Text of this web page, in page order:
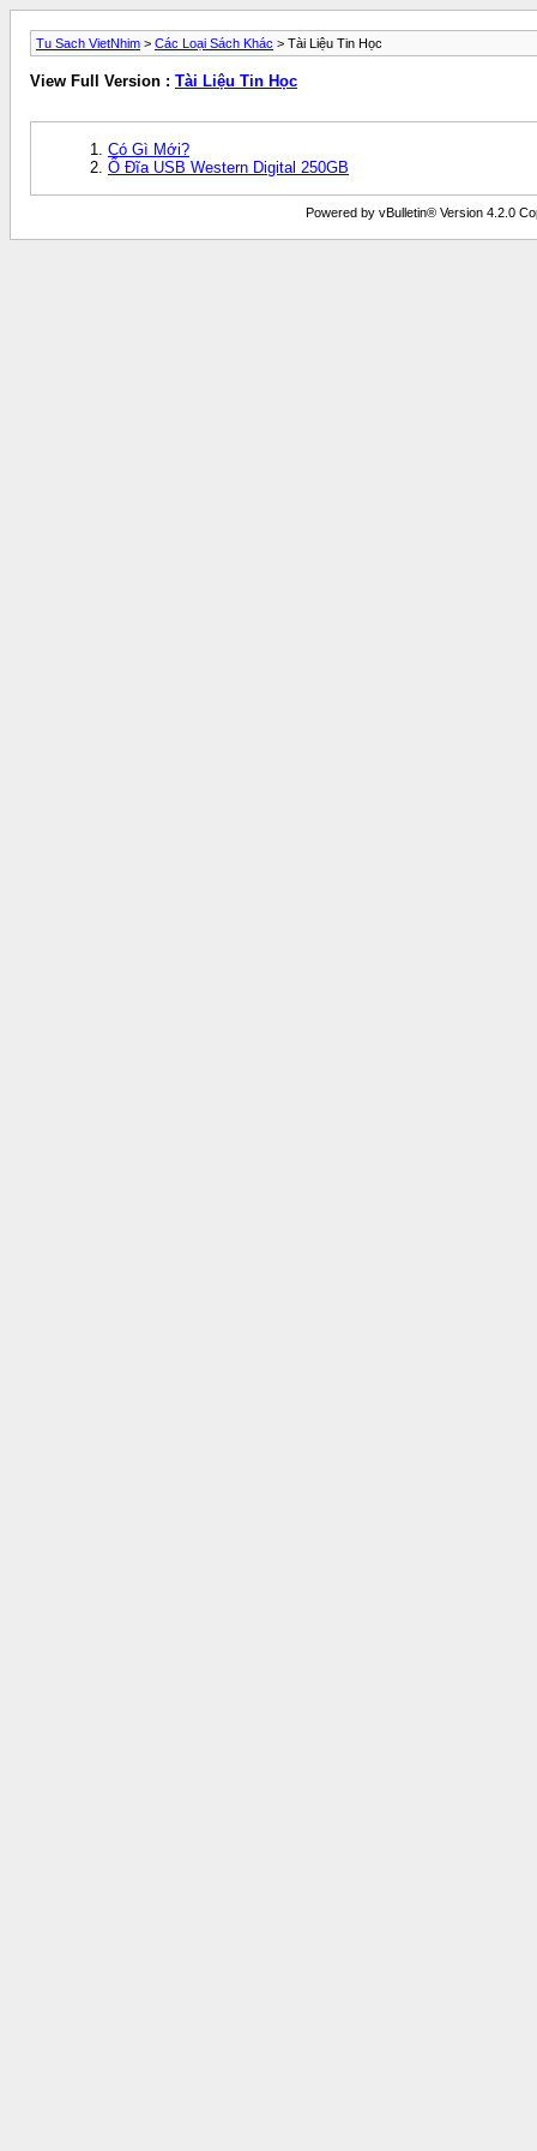
Tu Sach VietNhim > Các Loại Sách Khác > Tài Liệu Tin Học
View Full Version : Tài Liệu Tin Học
Có Gì Mới?
Ổ Đĩa USB Western Digital 250GB
Powered by vBulletin® Version 4.2.0